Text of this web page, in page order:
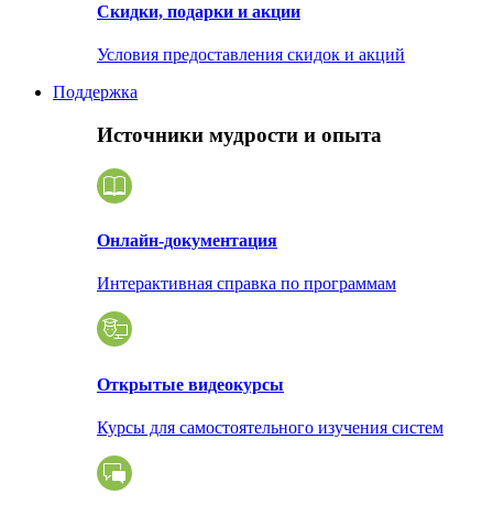
Скидки, подарки и акции
Условия предоставления скидок и акций
Поддержка
Источники мудрости и опыта
Онлайн-документация
Интерактивная справка по программам
Открытые видеокурсы
Курсы для самостоятельного изучения систем